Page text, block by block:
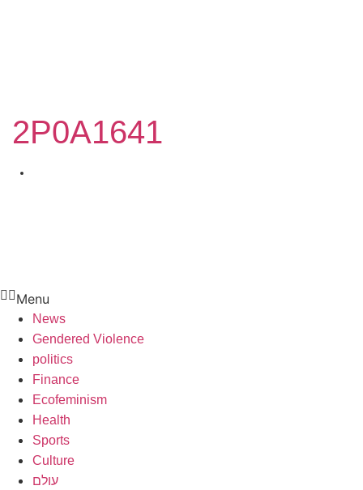
2P0A1641
Menu
News
Gendered Violence
politics
Finance
Ecofeminism
Health
Sports
Culture
עולם